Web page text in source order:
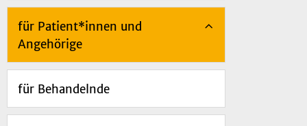
für Patient*innen und
Angehörige
für Behandelnde